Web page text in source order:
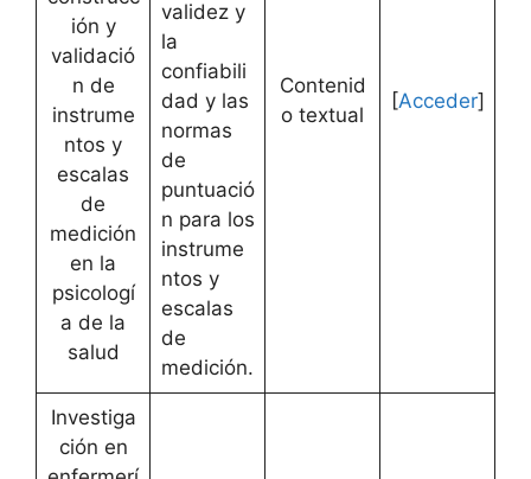
ión y
validació
n de
instrume
ntos y
escalas
de
medición
en la
psicologí
a de la
salud
validez y
la
confiabili
dad y las
normas
de
puntuació
n para los
instrume
ntos y
escalas
de
medición.
Contenid
o textual
[Acceder]
Investiga
ción en